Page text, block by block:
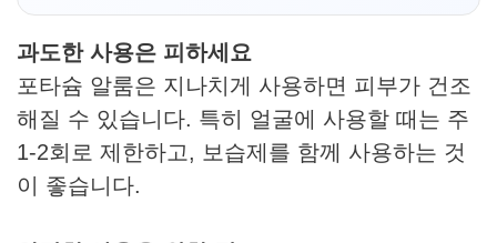
과도한 사용은 피하세요
포타슘 알룸은 지나치게 사용하면 피부가 건조
해질 수 있습니다. 특히 얼굴에 사용할 때는 주
1-2회로 제한하고, 보습제를 함께 사용하는 것
이 좋습니다.